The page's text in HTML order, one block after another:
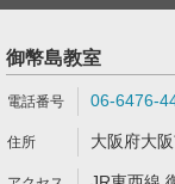
御幣島教室
06-6476-
大阪府大